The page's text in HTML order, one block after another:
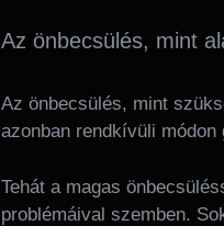
Az önbecsülés, mint
Az önbecsülés, mint
azonban rendkívüli
Tehát a magas
problémáival szemben.